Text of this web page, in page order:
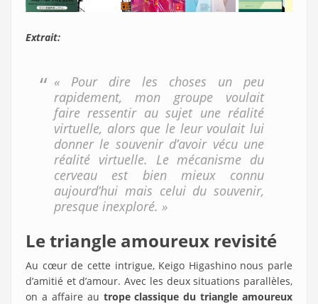
Extrait:
« Pour dire les choses un peu
rapidement, mon groupe voulait
faire ressentir au sujet une réalité
virtuelle, alors que le leur voulait lui
donner le souvenir d’avoir vécu une
réalité virtuelle. Le mécanisme du
cerveau est bien mieux connu
aujourd’hui mais celui du souvenir,
presque inexploré. »
Le triangle amoureux revisité
Au cœur de cette intrigue, Keigo Higashino nous parle
d’amitié et d’amour. Avec les deux situations parallèles,
on a affaire au trope classique du triangle amoureux